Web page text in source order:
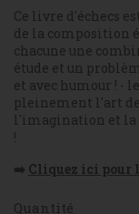
Ce livre d'échecs
de la composition
chacune une
étude et un
et avec humour ! -
pleinement l'art
l'imagination et la
!
➡️ Cliquez ici pour
Quantité